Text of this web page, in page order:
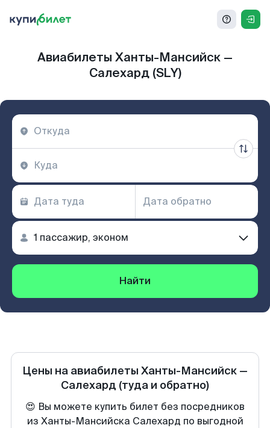
Авиабилеты Ханты-Мансийск —
Салехард (SLY)
Найти
Цены на авиабилеты Ханты-Мансийск —
Салехард (туда и обратно)
😍 Вы можете купить билет без посредников
из Ханты-Мансийска Салехард по выгодной